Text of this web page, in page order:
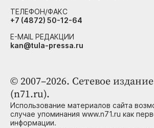
© 2007–2026. Сетевое
(n71.ru).
Использование материалов сайта
случае упоминания www.n71.ru как
информации.
ТЕЛЕФОН/ФАКС
+7 (4872) 50-12-64
E-MAIL РЕДАКЦИИ
kan@tula-pressa.ru